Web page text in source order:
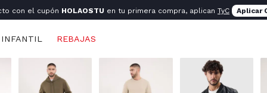
con el cupón HOLAOSTU en tu primera compra, aplican TyC Aplicar
INFANTIL REBAJAS